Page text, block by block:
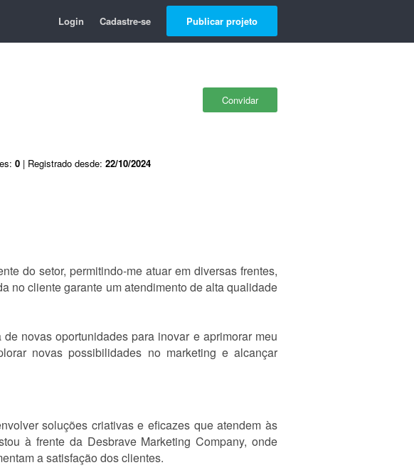
Login Cadastre-se Publicar projeto
Convidar
0 | Registrado desde: 22/10/2024
do setor, permitindo-me atuar em diversas frentes,
no cliente garante um atendimento de alta qualidade
novas oportunidades para inovar e aprimorar meu
novas possibilidades no marketing e alcançar
soluções criativas e eficazes que atendem às
à frente da Desbrave Marketing Company, onde
a satisfação dos clientes.